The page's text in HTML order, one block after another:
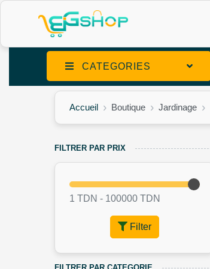
CATEGORIES
Accueil Boutique Jardinage
FILTRER PAR PRIX
1 TDN - 100000 TDN
Filter